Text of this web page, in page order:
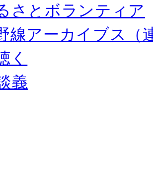
さとボランティア
線アーカイブス（
く
義